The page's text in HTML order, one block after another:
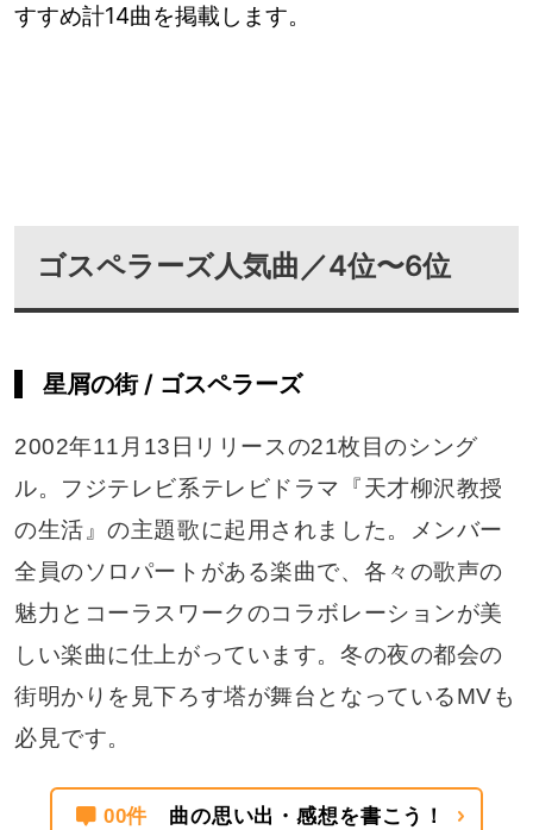
すすめ計14曲を掲載します。
ゴスペラーズ人気曲／4位〜6位
星屑の街 / ゴスペラーズ
2002年11月13日リリースの21枚目のシング
ル。フジテレビ系テレビドラマ『天才柳沢教授
の生活』の主題歌に起用されました。メンバー
全員のソロパートがある楽曲で、各々の歌声の
魅力とコーラスワークのコラボレーションが美
しい楽曲に仕上がっています。冬の夜の都会の
街明かりを見下ろす塔が舞台となっているMVも
必見です。
00件 曲の思い出・感想を書こう！